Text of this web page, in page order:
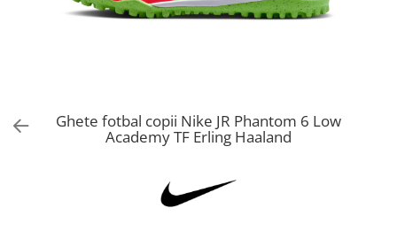
Bluze fotbal copii
Sorturi fotbal femei
Pantaloni lungi fotbal femei
Ghete fotbal copii Nike JR Phantom 6 Low
Academy TF Erling Haaland